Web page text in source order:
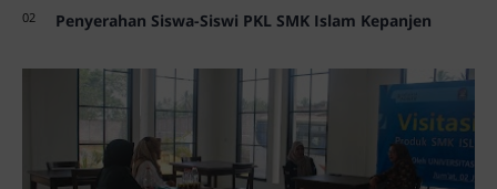
Penyerahan Siswa-Siswi PKL SMK Islam Kepanjen